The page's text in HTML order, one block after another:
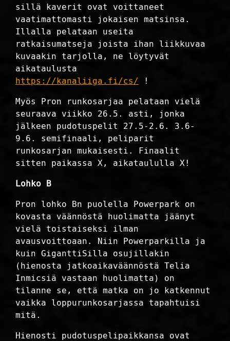
sillä kaverit ovat voittaneet
vaatimattomasti jokaisen matsinsa.
Illalla pelataan useita
ratkaisumatseja joista ihan liikkuvaa
kuvaakin tarjolla, ne löytyvät
aikataulusta
https://kanaliiga.fi/cs/ !
Myös Pron runkosarjaa pelataan vielä
seuraava viikko 26.5. asti, jonka
jälkeen pudotuspelit 27.5-2.6. 3.6-
9.6. semifinaali, peliparit
runkosarjan mukaisesti. Finaalit
sitten paikassa X, aikataululla X!
Lohko B
Pron lohko Bn puolella Powerpark on
kovasta väännöstä huolimatta jäänyt
vielä toistaiseksi ilman
avausvoittoaan. Niin Powerparkilla ja
kuin GiganttiSilla osujillakin
(hienosta jatkoaikaväännöstä Telia
Inmicsiä vastaan huolimatta) on
tilanne se, että matka on jo katkennut
vaikka loppurunkosarjassa tapahtuisi
mitä.
Hienosti pudotuspelipaikkansa ovat